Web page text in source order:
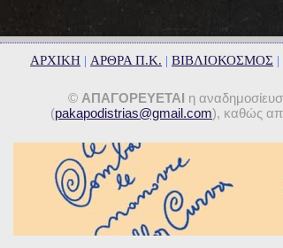
ΑΡΧΙΚΗ | ΑΡΘΡΑ Π.Κ. | ΒΙΒΛΙΟΚΟΣΜΟΣ |
© ΑΠΑΓΟΡΕΥΕΤΑΙ η
(pakapodistrias@gmail.com), καθώς